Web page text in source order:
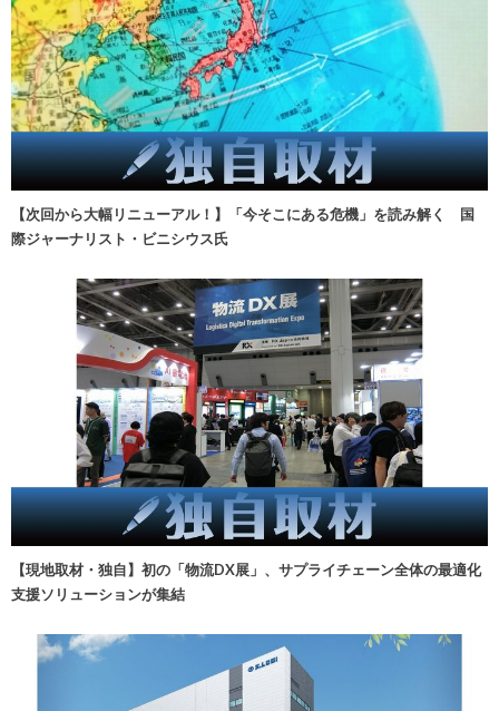
【次回から大幅リニューアル！】「今そこにある危機」を読み解く 国
際ジャーナリスト・ビニシウス氏
【現地取材・独自】初の「物流DX展」、サプライチェーン全体の最適化
支援ソリューションが集結